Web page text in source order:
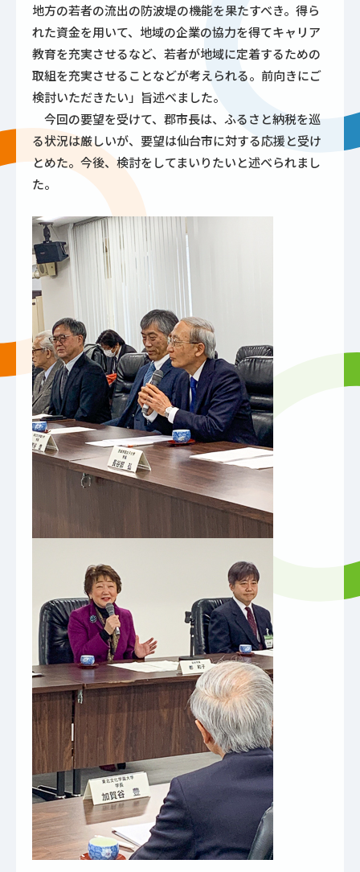
地方の若者の流出の防波堤の機能を果たすべき。得ら
れた資金を用いて、地域の企業の協力を得てキャリア
教育を充実させるなど、若者が地域に定着するための
取組を充実させることなどが考えられる。前向きにご
検討いただきたい」旨述べました。
今回の要望を受けて、郡市長は、ふるさと納税を巡
る状況は厳しいが、要望は仙台市に対する応援と受け
とめた。今後、検討をしてまいりたいと述べられまし
た。